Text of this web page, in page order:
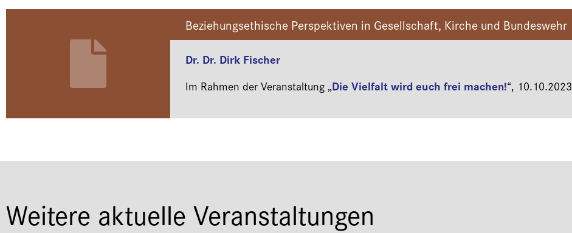
Beziehungsethische Perspektiven in Gesellschaft, Kirche und Bundeswehr
Dr. Dr. Dirk Fischer
Im Rahmen der Veranstaltung „Die Vielfalt wird euch frei machen!“, 10.10.2023
Weitere aktuelle Veranstaltungen